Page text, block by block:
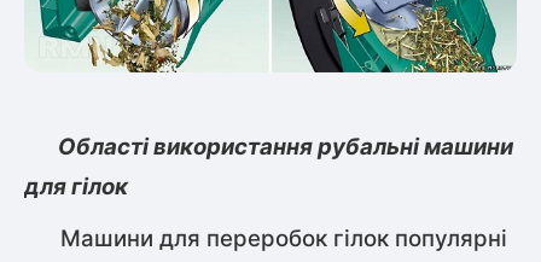
Області використання рубальні машини
для гілок
Машини для переробок гілок популярні